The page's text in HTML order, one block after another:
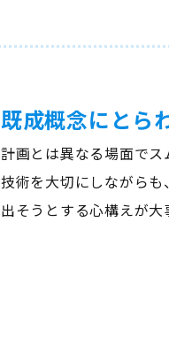
既成概念にとら
計画とは異なる場面でス
技術を大切にしながらも
出そうとする心構えが大